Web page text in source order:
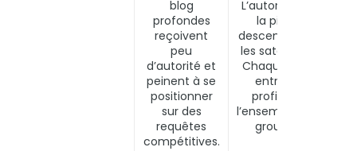
blog
profondes
reçoivent
peu
d’autorité et
peinent à se
positionner
sur des
requêtes
compétitives.
L’autorité de
la pilier
descend vers
les satellites.
Chaque lien
entrant
profite à
l’ensemble du
groupe.